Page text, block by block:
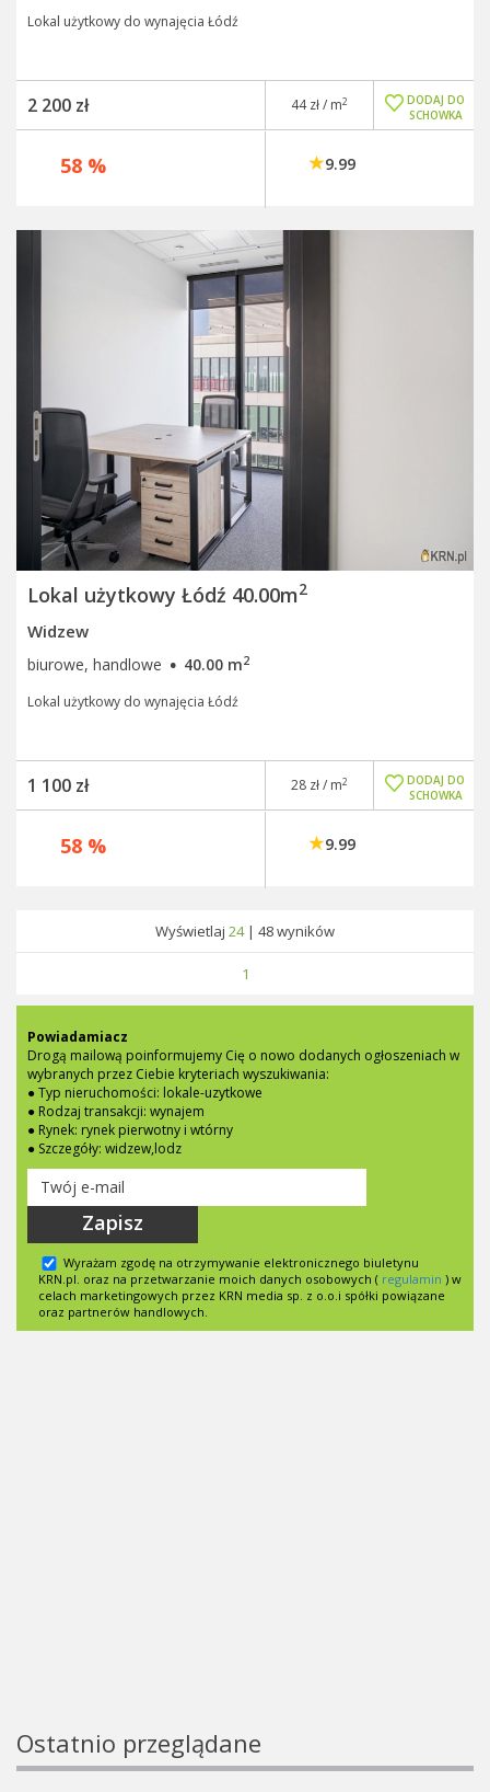
Lokal użytkowy do wynajęcia Łódź
2 200 zł
DODAJ DO
SCHOWKA
44 zł / m2
58 % 9.99
Lokal użytkowy Łódź 40.00m2
Widzew
biurowe, handlowe · 40.00 m2
Lokal użytkowy do wynajęcia Łódź
1 100 zł
DODAJ DO
SCHOWKA
28 zł / m2
58 % 9.99
Wyświetlaj 24| 48wyników
1
Powiadamiacz
Drogą mailową poinformujemy Cię o nowo dodanych ogłoszeniach w
wybranych przez Ciebie kryteriach wyszukiwania:
● Typ nieruchomości: lokale-uzytkowe
● Rodzaj transakcji: wynajem
● Rynek: rynek pierwotny i wtórny
● Szczegóły: widzew,lodz
Zapisz
Wyrażam zgodę na otrzymywanie elektronicznego biuletynu
KRN.pl. oraz na przetwarzanie moich danych osobowych ( regulamin ) w
celach marketingowych przez KRN media sp. z o.o.i spółki powiązane
oraz partnerów handlowych.
Ostatnio przeglądane